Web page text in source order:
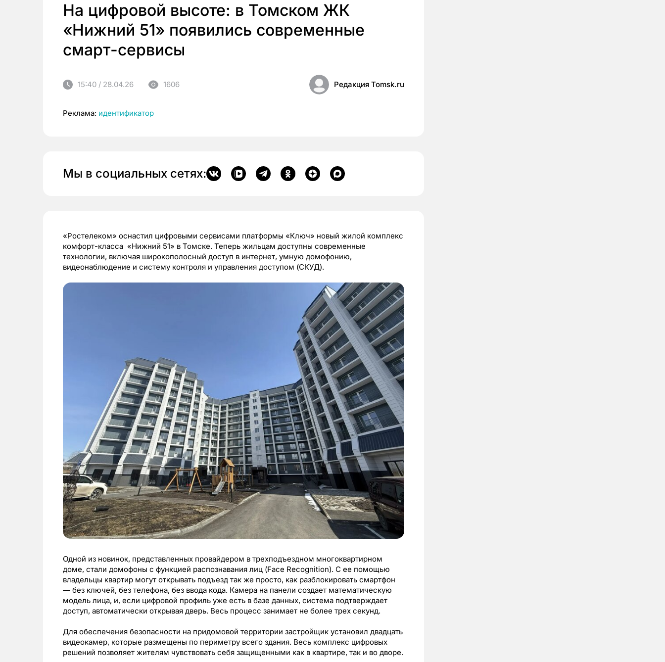
На цифровой высоте: в Томском ЖК
«Нижний 51» появились современные
смарт-сервисы
15:40 / 28.04.26 1606 Редакция Tomsk.ru
Реклама: идентификатор
Мы в социальных сетях:
«Ростелеком» оснастил цифровыми сервисами платформы «Ключ» новый жилой комплекс
комфорт-класса «Нижний 51» в Томске. Теперь жильцам доступны современные
технологии, включая широкополосный доступ в интернет, умную домофонию,
видеонаблюдение и систему контроля и управления доступом (СКУД).
Одной из новинок, представленных провайдером в трехподъездном многоквартирном
доме, стали домофоны с функцией распознавания лиц (Face Recognition). С ее помощью
владельцы квартир могут открывать подъезд так же просто, как разблокировать смартфон
— без ключей, без телефона, без ввода кода. Камера на панели создает математическую
модель лица, и, если цифровой профиль уже есть в базе данных, система подтверждает
доступ, автоматически открывая дверь. Весь процесс занимает не более трех секунд.
Для обеспечения безопасности на придомовой территории застройщик установил двадцать
видеокамер, которые размещены по периметру всего здания. Весь комплекс цифровых
решений позволяет жителям чувствовать себя защищенными как в квартире, так и во дворе.